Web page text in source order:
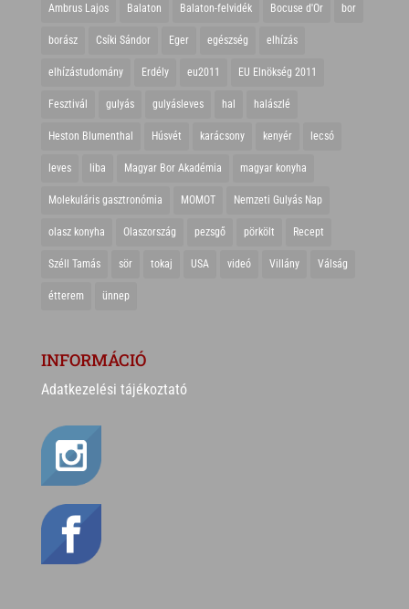
Ambrus Lajos Balaton Balaton-felvidék Bocuse d'Or bor
borász Csíki Sándor Eger egészség elhízás
elhízástudomány Erdély eu2011 EU Elnökség 2011
Fesztivál gulyás gulyásleves hal halászlé
Heston Blumenthal Húsvét karácsony kenyér lecsó
leves liba Magyar Bor Akadémia magyar konyha
Molekuláris gasztronómia MOMOT Nemzeti Gulyás Nap
olasz konyha Olaszország pezsgő pörkölt Recept
Széll Tamás sör tokaj USA videó Villány Válság
étterem ünnep
INFORMÁCIÓ
Adatkezelési tájékoztató